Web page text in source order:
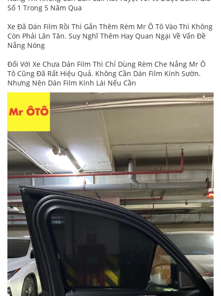
Số 1 Trong 5 Năm Qua
Xe Đã Dán Film Rồi Thì Gắn Thêm Rèm Mr Ô Tô Vào Thì Không
Còn Phải Lăn Tăn. Suy Nghĩ Thêm Hay Quan Ngại Về Vấn Đề
Nắng Nóng
Đối Với Xe Chưa Dán Film Thì Chỉ Dùng Rèm Che Nắng Mr Ô
Tô Cũng Đã Rất Hiệu Quả. Không Cần Dán Film Kính Sườn.
Nhưng Nên Dán Film Kính Lái Nếu Cần